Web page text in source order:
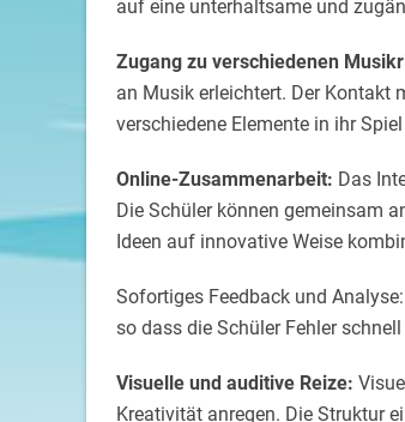
auf eine unterhaltsame und
Zugang zu verschiedenen
an Musik erleichtert. Der Kontakt
verschiedene Elemente in ihr
Online-Zusammenarbeit: Das
Die Schüler können gemeinsam
Ideen auf innovative Weise
Sofortiges Feedback und
so dass die Schüler Fehler
Visuelle und auditive Reize:
Kreativität anregen. Die Struktur